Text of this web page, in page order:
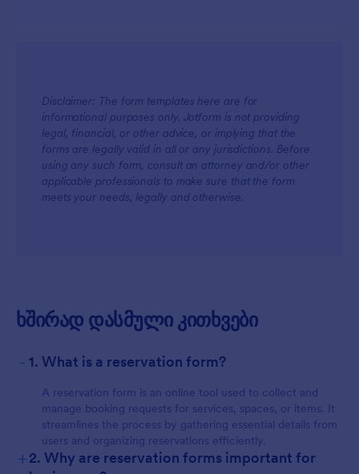
Disclaimer: The form templates here are for
informational purposes only. Jotform is not providing
legal, financial, or other advice, or implying that the
forms are legally valid in all or any jurisdictions. Before
using any such form, consult an attorney and/or other
applicable professionals to make sure that the form
meets your needs, legally and otherwise.
ხშირად დასმული კითხვები
- 1. What is a reservation form?
A reservation form is an online tool used to collect and
manage booking requests for services, spaces, or items. It
streamlines the process by gathering essential details from
users and organizing reservations efficiently.
+2. Why are reservation forms important for